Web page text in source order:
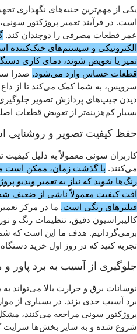
یکی از مهم‌ترین جنبه‌های نگهداری
است. در فرآیند تعمیر پروژکتور
عمر قطعات مصرفی را دوچندان کند.
الکترونیکی و سیستم‌های خنک‌کننده
تمیز یا تعویض شوند، دمای کاری
قطعات حساس وارد می‌شود. صدرا
سرویس، به شما کمک می‌کند تا از
دیدن چیپ‌های پردازش تصویر جلوگیری
بسیار کم‌هزینه‌تر از تعویض قطعات
حفظ کیفیت تصویر و روشنایی
کاربران سونی معمولاً به دلیل کیفیت
می‌کنند. با گذشت زمان، ممکن است
رنگ‌ها شوید که نیاز به تعمیر ویدیو
افت کیفیت معمولاً ناشی از ضعیف
فیلترهای رنگی است. ما در مرکز
کالیبراسیون دقیق، تنظیمات رنگ و
برمی‌گردانیم. هدف ما این است که
تجربه کنید که در روز اول خرید
جلوگیری از آسیب به برد پاور و
نوسانات برق و حرارت بالا می‌تواند
برد آسیب جدی بزند. در بسیاری از
پروژکتور سونی مراجعه می‌کنند،
شروع شده و به سایر بخش‌ها